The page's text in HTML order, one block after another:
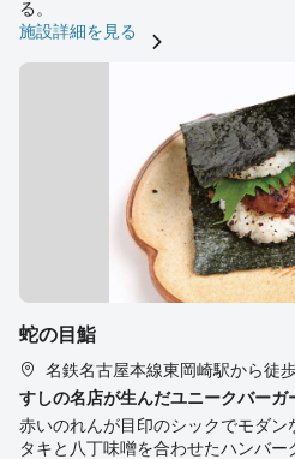
る。
施設詳細を見る
蛇の目鮨
名鉄名古屋本線東岡崎駅から徒
すしの名店が生んだユニークバーガ
赤いのれんが目印のシックでモダン
タキと八丁味噌を合わせたハンバ